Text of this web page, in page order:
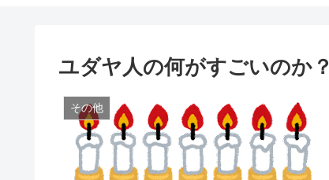
ユダヤ人の何がすごいのか？
その他